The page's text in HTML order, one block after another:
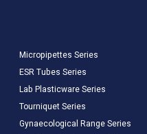
Micropipettes Series
ESR Tubes Series
Lab Plasticware Series
Tourniquet Series
Gynaecological Range Series